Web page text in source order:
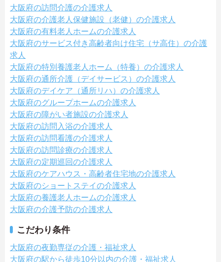
大阪府の訪問介護の介護求人
大阪府の介護老人保健施設（老健）の介護求人
大阪府の有料老人ホームの介護求人
大阪府のサービス付き高齢者向け住宅（サ高住）の介護
求人
大阪府の特別養護老人ホーム（特養）の介護求人
大阪府の通所介護（デイサービス）の介護求人
大阪府のデイケア（通所リハ）の介護求人
大阪府のグループホームの介護求人
大阪府の障がい者施設の介護求人
大阪府の訪問入浴の介護求人
大阪府の訪問看護の介護求人
大阪府の訪問診療の介護求人
大阪府の定期巡回の介護求人
大阪府のケアハウス・高齢者住宅地の介護求人
大阪府のショートステイの介護求人
大阪府の養護老人ホームの介護求人
大阪府の介護予防の介護求人
こだわり条件
大阪府の夜勤専従の介護・福祉求人
大阪府の駅から徒歩10分以内の介護・福祉求人